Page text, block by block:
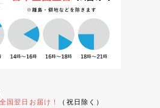
国翌日お届け！
（祝日除く）